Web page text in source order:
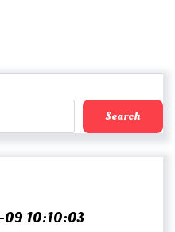
Search
09 10:10:03